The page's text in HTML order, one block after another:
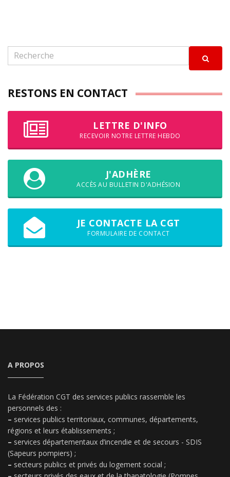
RESTONS EN CONTACT
LETTRE D'INFO
RECEVOIR NOTRE LETTRE HEBDO
J'ADHÈRE
ACCÈS AU BULLETIN D'ADHÉSION
JE CONTACTE LA CGT
FORMULAIRE DE CONTACT
A PROPOS
La Fédération CGT des services publics rassemble les
personnels des :
– services publics territoriaux, communes, départements,
régions et leurs établissements ;
– services départementaux d’incendie et de secours - SDIS
(Sapeurs pompiers) ;
– secteurs publics et privés du logement social ;